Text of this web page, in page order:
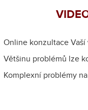
Online konzultace
Většinu problémů lze
Komplexní problémy